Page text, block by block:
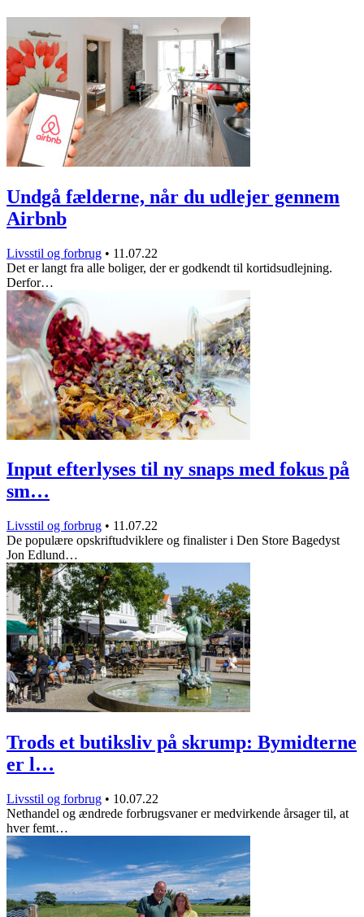
Undgå fælderne, når du udlejer gennem
Airbnb
Livsstil og forbrug • 11.07.22
Det er langt fra alle boliger, der er godkendt til kortidsudlejning.
Derfor…
Input efterlyses til ny snaps med fokus på
sm…
Livsstil og forbrug • 11.07.22
De populære opskriftudviklere og finalister i Den Store Bagedyst
Jon Edlund…
Trods et butiksliv på skrump: Bymidterne
er l…
Livsstil og forbrug • 10.07.22
Nethandel og ændrede forbrugsvaner er medvirkende årsager til, at
hver femt…